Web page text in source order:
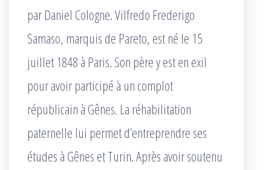
par Daniel Cologne. Vilfredo Frederigo
Samaso, marquis de Pareto, est né le 15
juillet 1848 à Paris. Son père y est en exil
pour avoir participé à un complot
républicain à Gênes. La réhabilitation
paternelle lui permet d’entreprendre ses
études à Gênes et Turin. Après avoir soutenu